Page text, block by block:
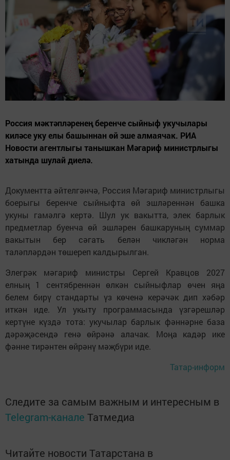
Россия мәктәпләренең беренче сыйныф укучылары
киләсе уку елы башыннан өй эше алмаячак. РИА
Новости агентлыгы танышкан Мәгариф министрлыгы
хатында шулай диелә.
Документта әйтелгәнчә, Россия Мәгариф министрлыгы
боерыгы беренче сыйныфта өй эшләреннән башка
укуны гамәлгә кертә. Шул ук вакытта, элек барлык
предметлар буенча өй эшләрен башкаруның суммар
вакытын бер сәгать белән чикләгән норма
таләпләрдән төшереп калдырылган.
Элегрәк мәгариф министры Сергей Кравцов 2027
елның 1 сентябреннән өлкән сыйныфлар өчен яңа
белем бирү стандарты үз көченә керәчәк дип хәбәр
иткән иде. Ул укыту программасында үзгәрешләр
кертүне күздә тота: укучылар барлык фәннәрне база
дәрәҗәсендә генә өйрәнә алачак. Моңа кадәр ике
фәнне тирәнтен өйрәнү мәҗбүри иде.
Татар-информ
Следите за самым важным и интересным в
Telegram-канале Татмедиа
Читайте новости Татарстана в